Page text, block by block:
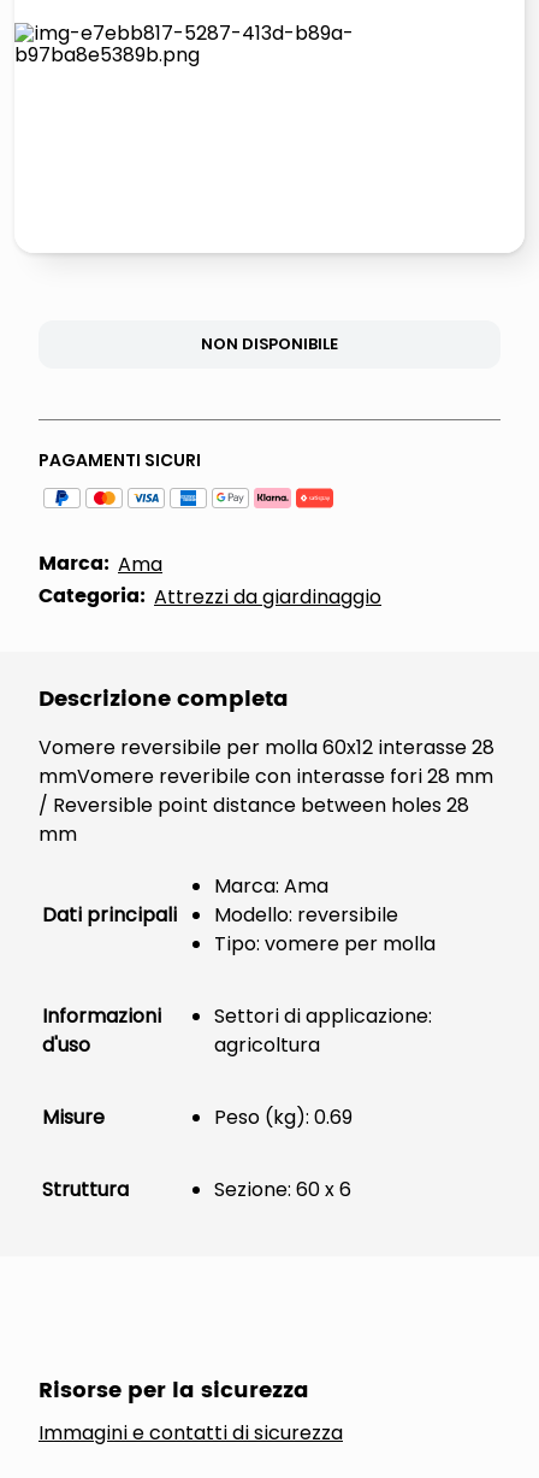
NON DISPONIBILE
PAGAMENTI SICURI
Marca: Ama
Categoria: Attrezzi da giardinaggio
Descrizione completa
Vomere reversibile per molla 60x12 interasse 28
mmVomere reveribile con interasse fori 28 mm
/ Reversible point distance between holes 28
mm
Dati principali
Marca: Ama
Modello: reversibile
Tipo: vomere per molla
Informazioni
d'uso
Settori di applicazione:
agricoltura
Misure Peso (kg): 0.69
Struttura Sezione: 60 x 6
Risorse per la sicurezza
Immagini e contatti di sicurezza